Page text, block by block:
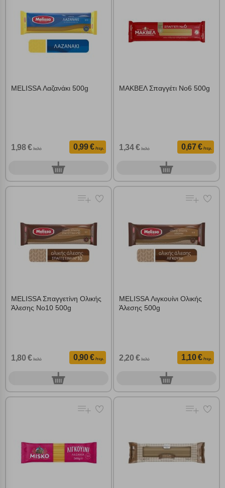
MELISSA Λαζανάκι 500g
1,98 € /κιλό 0,99 € /τεμ.
0τεμ.
ΜΑΚΒΕΛ Σπαγγέτι Νο6 500g
1,34 € /κιλό 0,67 € /τεμ.
0τεμ.
MELISSA Σπαγγετίνη Ολικής
Άλεσης Νο10 500g
1,80 € /κιλό 0,90 € /τεμ.
0τεμ.
MELISSA Λιγκουίνι Ολικής
Άλεσης 500g
2,20 € /κιλό 1,10 € /τεμ.
0τεμ.
χρήσης των υπηρεσιών μας.
Λειτουργικά cookies
Απόρριψη όλων